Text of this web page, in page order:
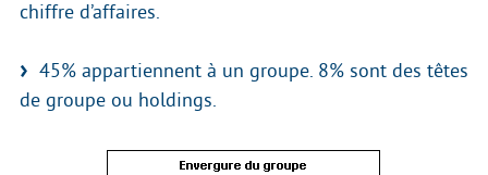
chiffre d’affaires.
45% appartiennent à un groupe. 8% sont des têtes
de groupe ou holdings.